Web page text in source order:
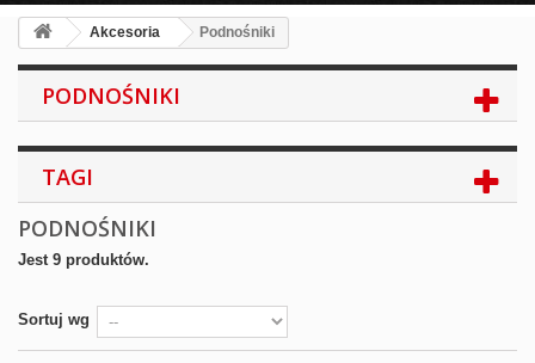
Akcesoria Podnośniki
PODNOŚNIKI
TAGI
PODNOŚNIKI
Jest 9 produktów.
Sortuj wg